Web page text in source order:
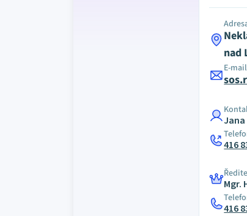
nad
E-mail
416
Mgr.
416